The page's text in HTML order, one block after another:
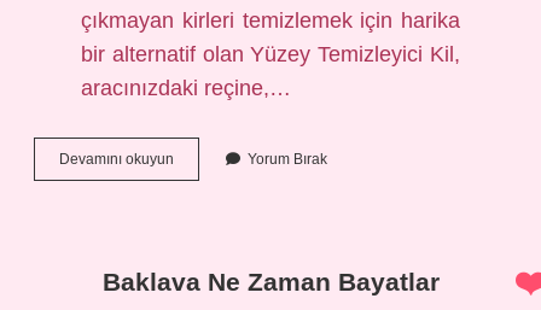
çıkmayan kirleri temizlemek için harika
bir alternatif olan Yüzey Temizleyici Kil,
aracınızdaki reçine,…
Devamını okuyun
Macunu
Yorum Bırak
Baklava Ne Zaman Bayatlar